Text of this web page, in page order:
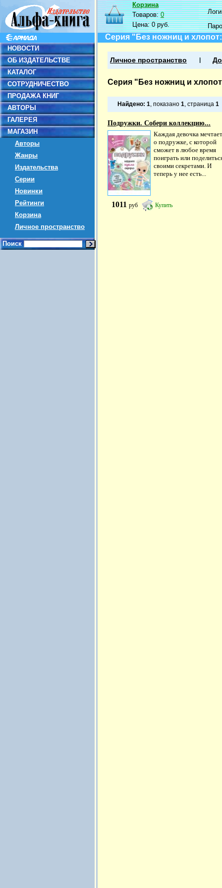
НОВОСТИ
ОБ ИЗДАТЕЛЬСТВЕ
КАТАЛОГ
СОТРУДНИЧЕСТВО
ПРОДАЖА КНИГ
АВТОРЫ
ГАЛЕРЕЯ
МАГАЗИН
Авторы
Жанры
Издательства
Серии
Новинки
Рейтинги
Корзина
Личное пространство
Поиск
Корзина
Товаров:0
Цена:0 руб.
Серия "Без ножниц и
Личное пространство
Серия "Без ножниц и
Найдено: 1, показано 1, страница 1
Подружки. Собери коллекцию...
Каждая девочка мечтает
о подружке, с которой
сможет в любое время
поиграть или
своими секретами. И
теперь у нее есть...
1011 руб Купить